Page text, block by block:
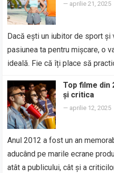
— aprilie 21, 2025
Dacă ești un iubitor de sport și
pasiunea ta pentru mișcare, o
ideală. Fie că îți place să
Top filme din
și critica
— aprilie 12, 2025
Anul 2012 a fost un an
aducând pe marile ecrane
atât a publicului, cât și a